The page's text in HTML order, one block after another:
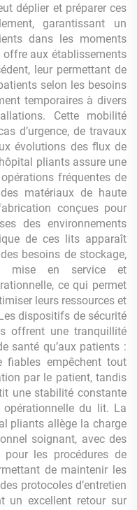
déplier et préparer ces
garantissant un
dans les moments
aux établissements
leur permettant de
selon les besoins
temporaires à divers
Cette mobilité
d’urgence, de travaux
évolutions des flux de
pliants assure une
fréquentes de
matériaux de haute
conçues pour
des environnements
de ces lits apparaît
besoins de stockage,
mise en service et
ce qui permet
leurs ressources et
dispositifs de sécurité
offrent une tranquillité
santé qu’aux patients :
fiables empêchent tout
par le patient, tandis
une stabilité constante
du lit. La
pliants allège la charge
soignant, avec des
pour les procédures de
de maintenir les
protocoles d’entretien
un excellent retour sur